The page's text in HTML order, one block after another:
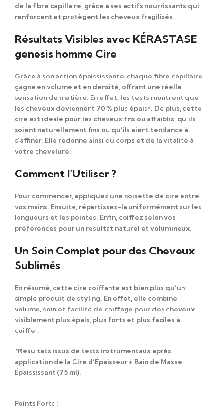
de la fibre capillaire , grâce à ses actifs nourrissants qui
renforcent et protègent les cheveux fragilisés.
Résultats Visibles avec KÉRASTASE
genesis homme Cire
Grâce à son action épaississante, chaque fibre capillaire
gagne en volume et en densité, offrant une réelle
sensation de matière. En effet, les tests montrent que
les cheveux deviennent 70 % plus épais*. De plus, cette
cire est idéale pour les cheveux fins ou affaiblis , qu’ils
soient naturellement fins ou qu’ils aient tendance à
s’affiner. Elle redonne ainsi du corps et de la vitalité à
votre chevelure.
Comment l’Utiliser ?
Pour commencer, appliquez une noisette de cire entre
vos mains. Ensuite, répartissez-la uniformément sur les
longueurs et les pointes. Enfin, coiffez selon vos
préférences pour un résultat naturel et volumineux.
Un Soin Complet pour des Cheveux
Sublimés
En résumé, cette cire coiffante est bien plus qu’un
simple produit de styling. En effet, elle combine
volume, soin et facilité de coiffage pour des cheveux
visiblement plus épais, plus forts et plus faciles à
coiffer.
*Résultats issus de tests instrumentaux après
application de la Cire d’Épaisseur + Bain de Masse
Épaississant (75 ml).
Points Forts :